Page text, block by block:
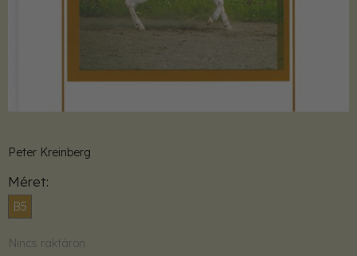
Peter Kreinberg
Méret
B5
Nincs raktáron